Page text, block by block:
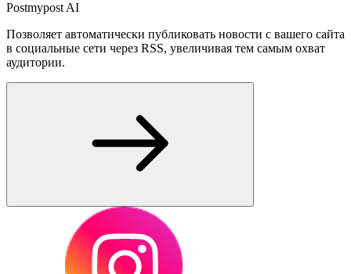
Postmypost AI
Позволяет автоматически публиковать новости с вашего сайта
в социальные сети через RSS, увеличивая тем самым охват
аудитории.